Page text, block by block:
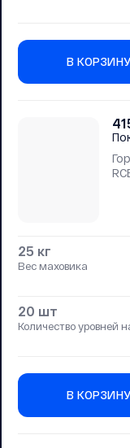
В КОРЗИНУ
25 кг
Вес маховика
20 шт
Количество уровней
В КОРЗИНУ